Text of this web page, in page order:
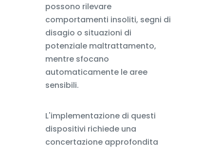
possono rilevare
comportamenti insoliti, segni di
disagio o situazioni di
potenziale maltrattamento,
mentre sfocano
automaticamente le aree
sensibili.
L'implementazione di questi
dispositivi richiede una
concertazione approfondita